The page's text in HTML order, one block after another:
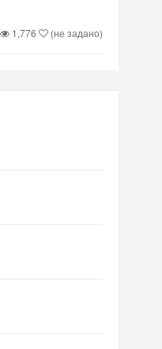
1,776 (не задано)